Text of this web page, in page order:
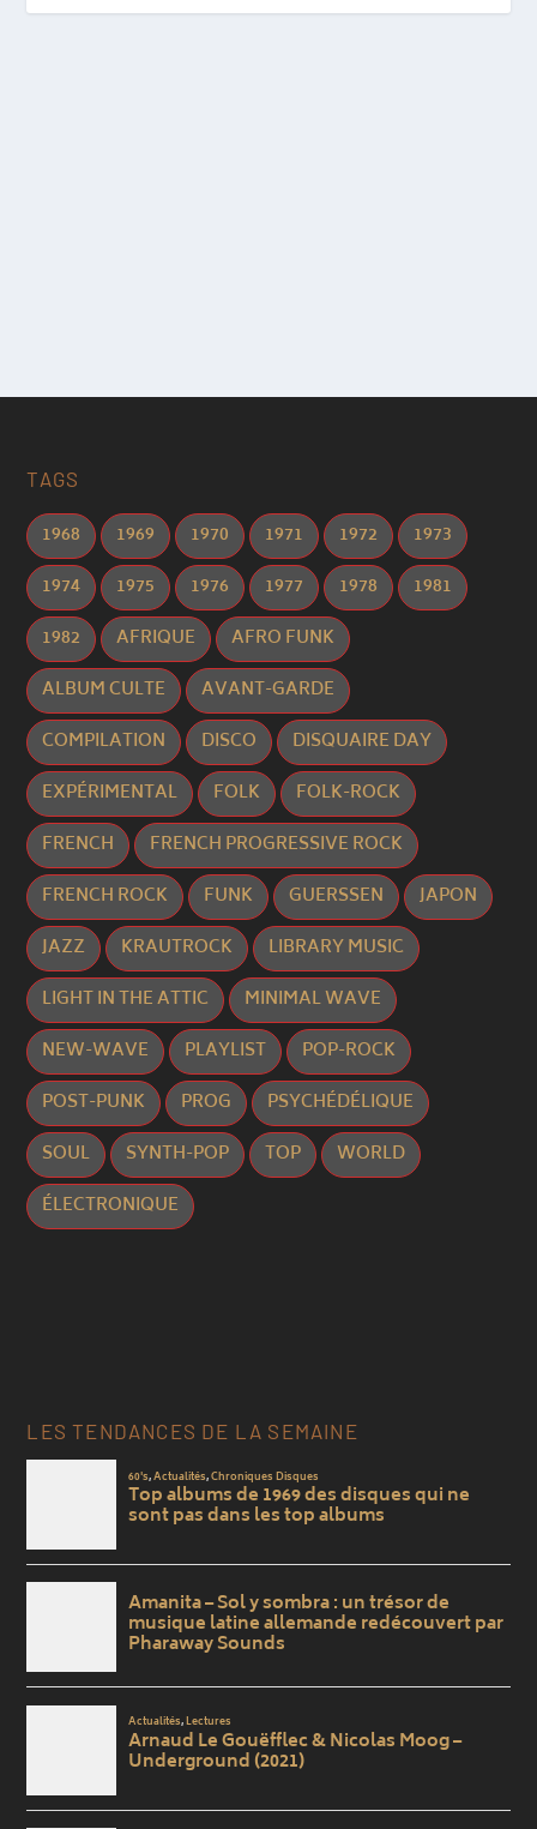
TAGS
1968 1969 1970 1971 1972
1973
1974
1975 1976 1977 1978
1981
1982
AFRIQUE
AFRO FUNK
ALBUM CULTE
AVANT-GARDE
COMPILATION
DISCO
DISQUAIRE DAY
EXPÉRIMENTAL
FOLK
FOLK-ROCK
FRENCH
FRENCH PROGRESSIVE ROCK
FRENCH ROCK
FUNK GUERSSEN
JAPON
JAZZ
KRAUTROCK
LIBRARY MUSIC
LIGHT IN THE ATTIC
MINIMAL WAVE
NEW-WAVE
PLAYLIST
POP-ROCK
POST-PUNK
PROG
PSYCHÉDÉLIQUE
SOUL
SYNTH-POP TOP
WORLD
ÉLECTRONIQUE
LES TENDANCES DE LA SEMAINE